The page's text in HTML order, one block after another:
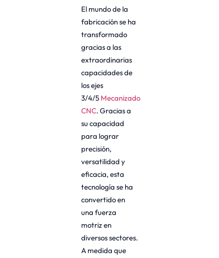
El mundo de la
fabricación se ha
transformado
gracias a las
extraordinarias
capacidades de
los ejes
3/4/5 Mecanizado
CNC. Gracias a
su capacidad
para lograr
precisión,
versatilidad y
eficacia, esta
tecnología se ha
convertido en
una fuerza
motriz en
diversos sectores.
A medida que